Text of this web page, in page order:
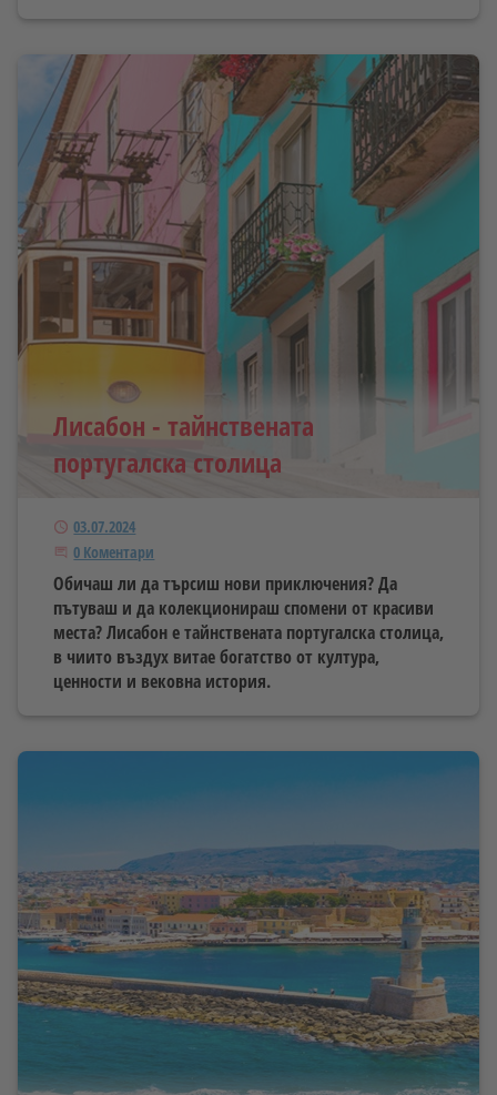
Лисабон - тайнствената
португалска столица
Публикуван
03.07.2024
Започнете дискусията
0 Коментари
Обичаш ли да търсиш нови приключения? Да
пътуваш и да колекционираш спомени от красиви
места? Лисабон е тайнствената португалска столица,
в чиито въздух витае богатство от култура,
ценности и вековна история.